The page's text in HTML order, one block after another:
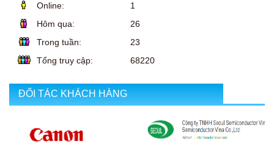
Online:
1
Hôm qua:
26
Trong tuần:
23
Tổng truy cập:
68220
ĐỐI TÁC KHÁCH HÀNG